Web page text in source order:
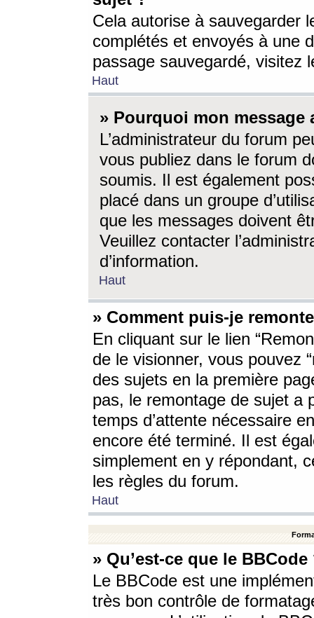
Cela autorise à sauvegarder
complétés et envoyés à une
passage sauvegardé, visitez
Haut
» Pourquoi mon message
L’administrateur du forum
vous publiez dans le forum
soumis. Il est également
placé dans un groupe
que les messages doivent
Veuillez contacter
d’information.
Haut
» Comment puis-je
En cliquant sur le lien
de le visionner, vous pouvez
des sujets en la première
pas, le remontage de sujet a
temps d’attente nécessaire
encore été terminé. Il est
simplement en y répondant,
les règles du forum.
Haut
» Qu’est-ce que le BBCode
Le BBCode est une
très bon contrôle de